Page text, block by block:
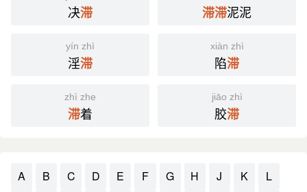
决滞 滞滞泥泥
yín zhì
淫滞
xiàn zhì
陷滞
zhì zhe
滞着
jiāo zhì
胶滞
A B C D E F G H J K L